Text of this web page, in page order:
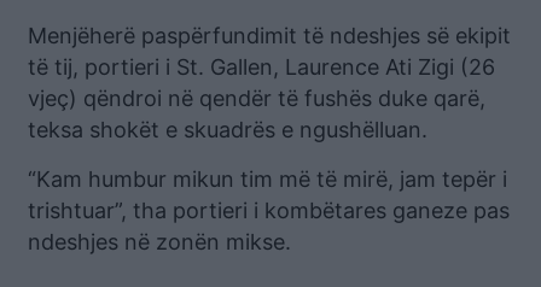
Menjëherë paspërfundimit të ndeshjes së ekipit
të tij, portieri i St. Gallen, Laurence Ati Zigi (26
vjeç) qëndroi në qendër të fushës duke qarë,
teksa shokët e skuadrës e ngushëlluan.
“Kam humbur mikun tim më të mirë, jam tepër i
trishtuar”, tha portieri i kombëtares ganeze pas
ndeshjes në zonën mikse.